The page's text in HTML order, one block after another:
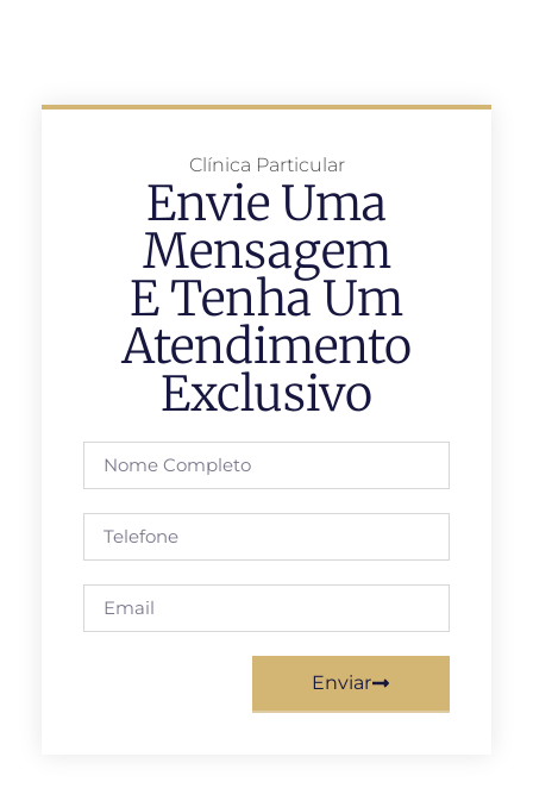
Envie Uma
Mensagem
E Tenha Um
Atendimento
Exclusivo
Enviar
Clínica Particular